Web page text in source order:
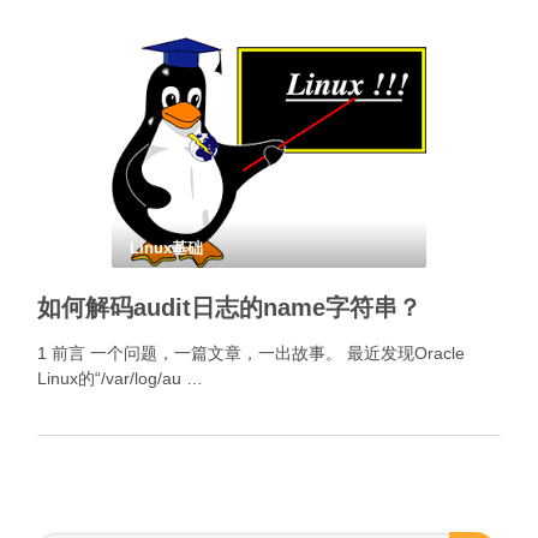
Linux基础
如何解码audit日志的name字符串？
1 前言 一个问题，一篇文章，一出故事。 最近发现Oracle
Linux的“/var/log/au …